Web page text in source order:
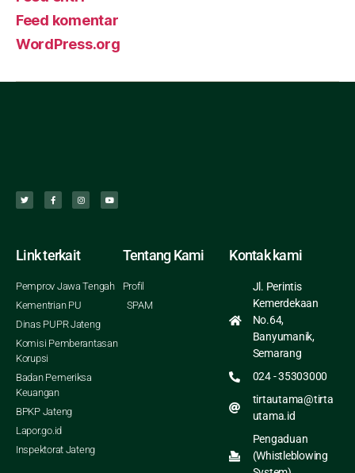
Feed komentar
WordPress.org
Link terkait
Pemprov Jawa Tengah
Kementrian PU
Dinas PUPR Jateng
Komisi Pemberantasan
Korupsi
Badan Pemeriksa
Keuangan
BPKP Jateng
Lapor.go.id
Inspektorat Jateng
Tentang Kami
Profil
SPAM
Kontak kami
Jl. Perintis
Kemerdekaan
No.64,
Banyumanik,
Semarang
024 - 35303000
tirtautama@tirta
utama.id
Pengaduan
(Whistleblowing